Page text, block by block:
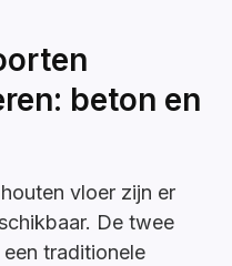
beton en
vloer zijn er
De twee
traditionele